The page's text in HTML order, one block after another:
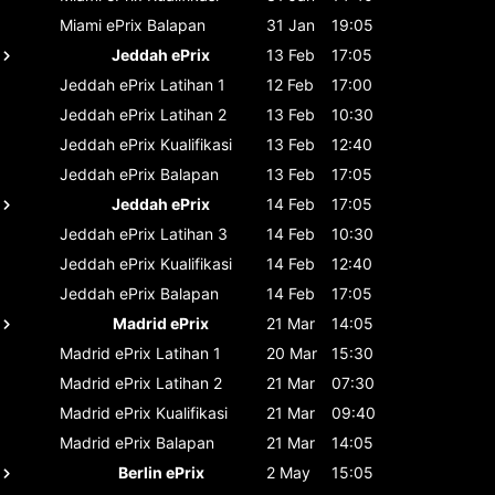
Miami ePrix Balapan 31 Jan
19:05
Jeddah ePrix
13 Feb
17:05
Jeddah ePrix Latihan 1 12 Feb
17:00
Jeddah ePrix Latihan 2 13 Feb
10:30
Jeddah ePrix Kualifikasi 13 Feb
12:40
Jeddah ePrix Balapan 13 Feb
17:05
Jeddah ePrix
14 Feb
17:05
Jeddah ePrix Latihan 3 14 Feb
10:30
Jeddah ePrix Kualifikasi 14 Feb
12:40
Jeddah ePrix Balapan 14 Feb
17:05
Madrid ePrix
21 Mar
14:05
Madrid ePrix Latihan 1 20 Mar
15:30
Madrid ePrix Latihan 2 21 Mar
07:30
Madrid ePrix Kualifikasi 21 Mar
09:40
Madrid ePrix Balapan 21 Mar
14:05
Berlin ePrix
2 May
15:05